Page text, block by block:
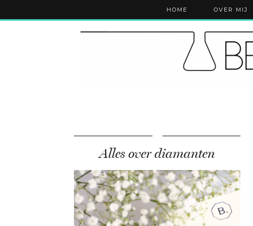
HOME OVER MIJ
Alles over diamanten